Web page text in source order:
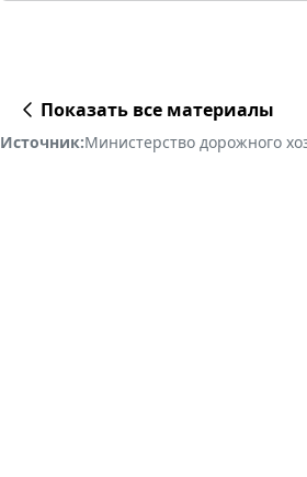
Показать все материалы
Источник:Министерство дорожного